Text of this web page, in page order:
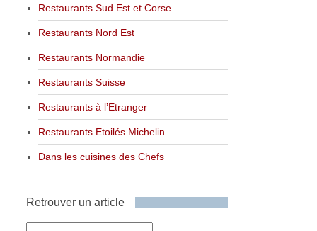
Restaurants Sud Est et Corse
Restaurants Nord Est
Restaurants Normandie
Restaurants Suisse
Restaurants à l’Etranger
Restaurants Etoilés Michelin
Dans les cuisines des Chefs
Retrouver un article